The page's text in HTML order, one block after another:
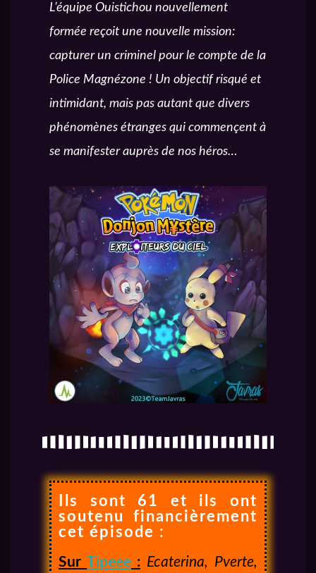
L’équipe Ouistichou nouvellement
formée reçoit une nouvelle mission:
capturer un criminel pour le compte de la
Police Magnézone ! Un objectif risqué et
intimidant, mais pas autant que divers
phénomènes étranges qui commençent à
se manifester auprès de nos héros…
Ils sont 61 et ils ont
soutenu financièrement
cet épisode :
Sur Tipeee : Ecaterina, Pverte,